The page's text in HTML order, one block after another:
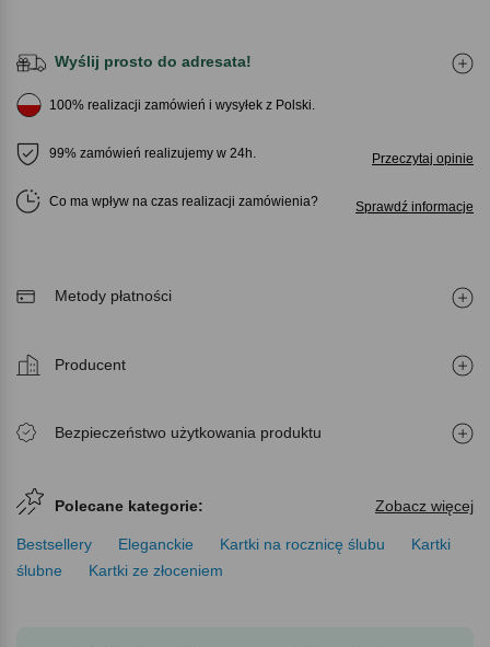
Wyślij prosto do adresata!
100% realizacji zamówień i wysyłek z Polski.
99% zamówień realizujemy w 24h. Przeczytaj opinie
Co ma wpływ na czas realizacji zamówienia Sprawdź informacje
Metody płatności
Producent
Bezpieczeństwo użytkowania produktu
Polecane kategorie: Zobacz więcej
Bestsellery Eleganckie Kartki na rocznicę ślubu
Kartki
ślubne
Kartki ze złoceniem